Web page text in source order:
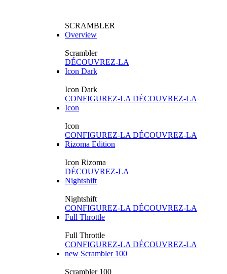
SCRAMBLER
Overview
Scrambler
DÉCOUVREZ-LA
Icon Dark
Icon Dark
CONFIGUREZ-LA DÉCOUVREZ-LA
Icon
Icon
CONFIGUREZ-LA DÉCOUVREZ-LA
Rizoma Edition
Icon Rizoma
DÉCOUVREZ-LA
Nightshift
Nightshift
CONFIGUREZ-LA DÉCOUVREZ-LA
Full Throttle
Full Throttle
CONFIGUREZ-LA DÉCOUVREZ-LA
new Scrambler 100
Scrambler 100